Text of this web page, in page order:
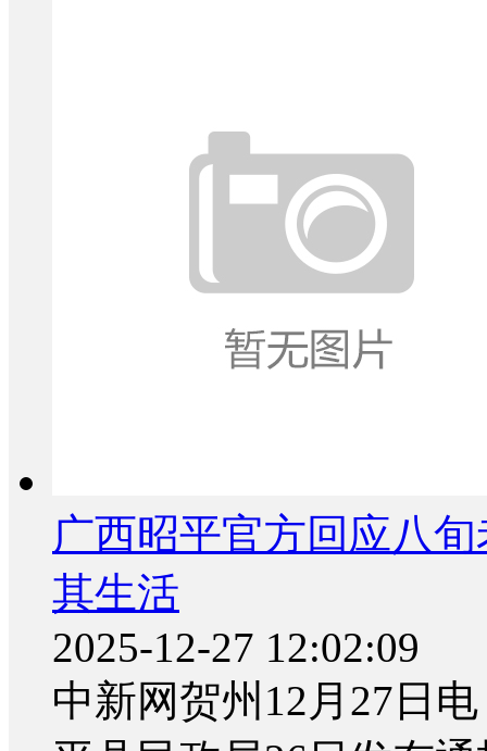
广西昭平官方回应八
其生活
2025-12-27 12:02:09
中新网贺州12月27日